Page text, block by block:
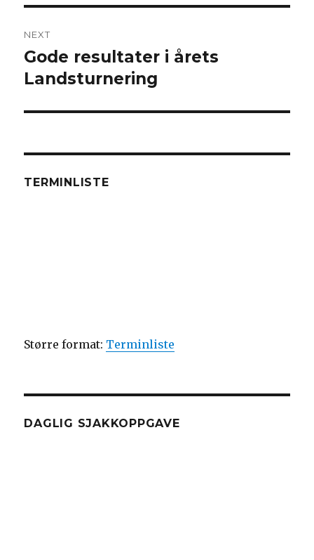
NEXT
Next
post:
Gode resultater i årets
Landsturnering
TERMINLISTE
Større format: Terminliste
DAGLIG SJAKKOPPGAVE